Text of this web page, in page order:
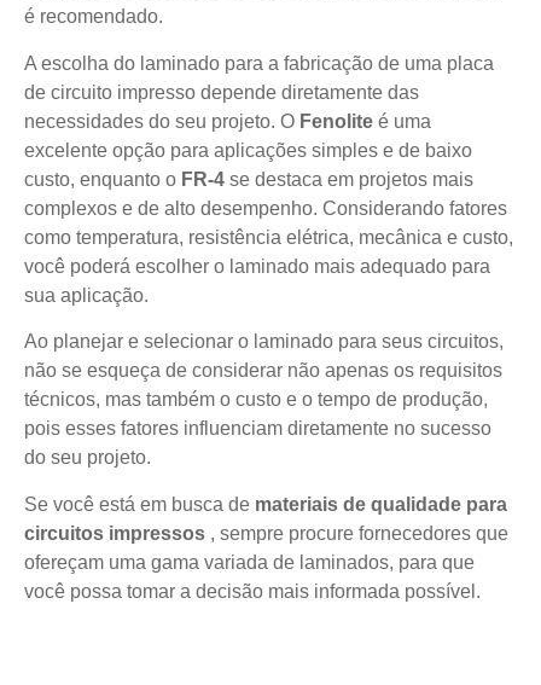
é recomendado.
A escolha do laminado para a fabricação de uma placa
de circuito impresso depende diretamente das
necessidades do seu projeto. O Fenolite é uma
excelente opção para aplicações simples e de baixo
custo, enquanto o FR-4 se destaca em projetos mais
complexos e de alto desempenho. Considerando fatores
como temperatura, resistência elétrica, mecânica e custo,
você poderá escolher o laminado mais adequado para
sua aplicação.
Ao planejar e selecionar o laminado para seus circuitos,
não se esqueça de considerar não apenas os requisitos
técnicos, mas também o custo e o tempo de produção,
pois esses fatores influenciam diretamente no sucesso
do seu projeto.
Se você está em busca de materiais de qualidade para
circuitos impressos , sempre procure fornecedores que
ofereçam uma gama variada de laminados, para que
você possa tomar a decisão mais informada possível.